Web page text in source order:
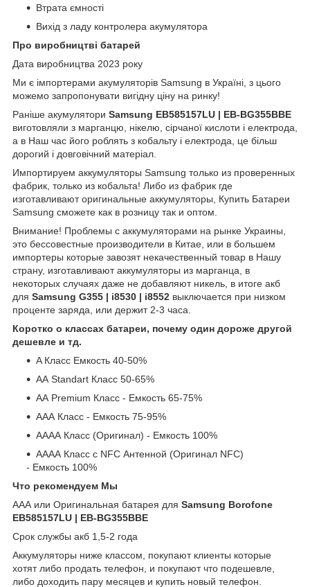
Втрата ємності
Вихід з ладу контролера акумулятора
Про виробництві батарей
Дата виробництва 2023 року
Ми є імпортерами акумуляторів Samsung в Україні, з цього
можемо запропонувати вигідну ціну на ринку!
Раніше акумулятори Samsung EB585157LU | EB-BG355BBE
виготовляли з марганцю, нікелю, сірчаної кислоти і електрода,
а в Наш час його роблять з кобальту і електрода, це більш
дорогий і довговічний матеріал.
Импортируем аккумуляторы Samsung только из проверенных
фабрик, только из кобальта! Либо из фабрик где
изготавливают оригинальные аккумуляторы, Купить Батареи
Samsung сможете как в розницу так и оптом.
Внимание! Проблемы с аккумуляторами на рынке Украины,
это бессовестные производители в Китае, или в большем
импортеры которые завозят некачественный товар в Нашу
страну, изготавливают аккумуляторы из марганца, в
некоторых случаях даже не добавляют никель, в итоге акб
для Samsung G355 | i8530 | i8552 выключается при низком
проценте заряда, или держит 2-3 часа.
Коротко о классах батареи, почему один дороже другой
дешевле и тд.
A Класс Емкость 40-50%
АА Standart Класс 50-65%
АА Premium Класс - Емкость 65-75%
ААА Класс - Емкость 75-95%
АААА Класс (Оригинал) - Емкость 100%
АААА Класс с NFC Антенной (Оригинал NFC)
- Емкость 100%
Что рекомендуем Мы
ААА или Оригинальная батарея для Samsung Borofone
EB585157LU | EB-BG355BBE
Срок службы акб 1,5-2 года
Аккумуляторы ниже классом, покупают клиенты которые
хотят либо продать телефон, и покупают что подешевле,
либо доходить пару месяцев и купить новый телефон.